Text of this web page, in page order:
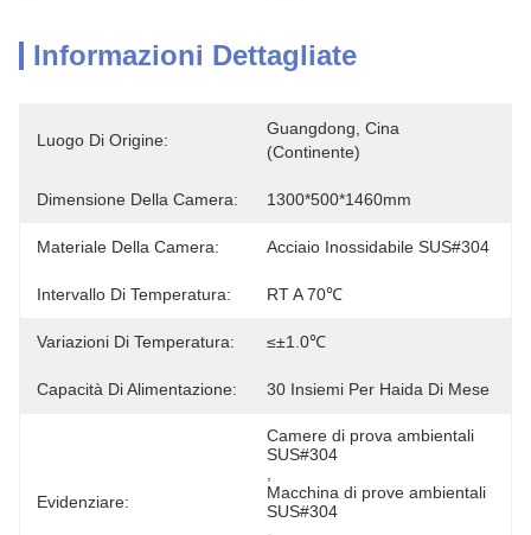
Informazioni Dettagliate
Luogo Di Origine:
Guangdong, Cina
(continente)
Dimensione Della Camera: 1300*500*1460mm
Materiale Della Camera: Acciaio Inossidabile SUS#304
Intervallo Di Temperatura: RT A 70℃
Variazioni Di Temperatura: ≤±1.0℃
Capacità Di Alimentazione: 30 Insiemi Per Haida Di Mese
Evidenziare:
Camere di prova ambientali
SUS#304
Macchina di prove ambientali
SUS#304